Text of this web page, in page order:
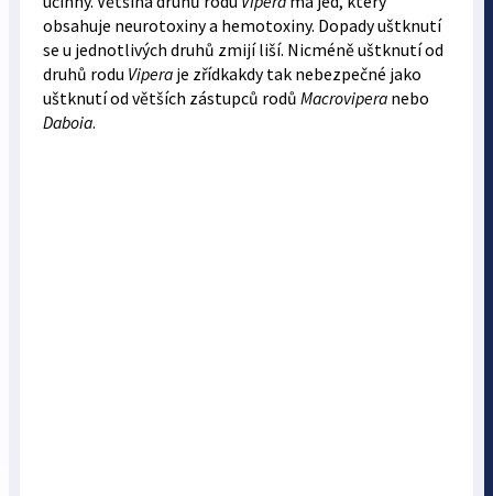
obsahuje neurotoxiny a hemotoxiny. Dopady uštknutí
se u jednotlivých druhů zmijí liší. Nicméně uštknutí od
druhů rodu Viperaje zřídkakdy tak nebezpečné jako
uštknutí od větších zástupců rodů Macroviperanebo
Daboia.